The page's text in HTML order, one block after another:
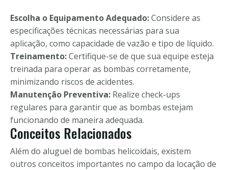
Escolha o Equipamento Adequado:Considere as
especificações técnicas necessárias para sua
aplicação, como capacidade de vazão e tipo de líquido.
Treinamento:Certifique-se de que sua equipe esteja
treinada para operar as bombas corretamente,
minimizando riscos de acidentes.
Manutenção Preventiva: Realize check-ups
regulares para garantir que as bombas estejam
funcionando de maneira adequada.
Conceitos Relacionados
Além do aluguel de bombas helicoidais, existem
outros conceitos importantes no campo da locação de